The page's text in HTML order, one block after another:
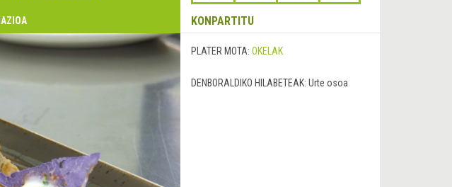
KONPARTITU
PLATER MOTA: OKELAK
DENBORALDIKO HILABETEAK: Urte osoa